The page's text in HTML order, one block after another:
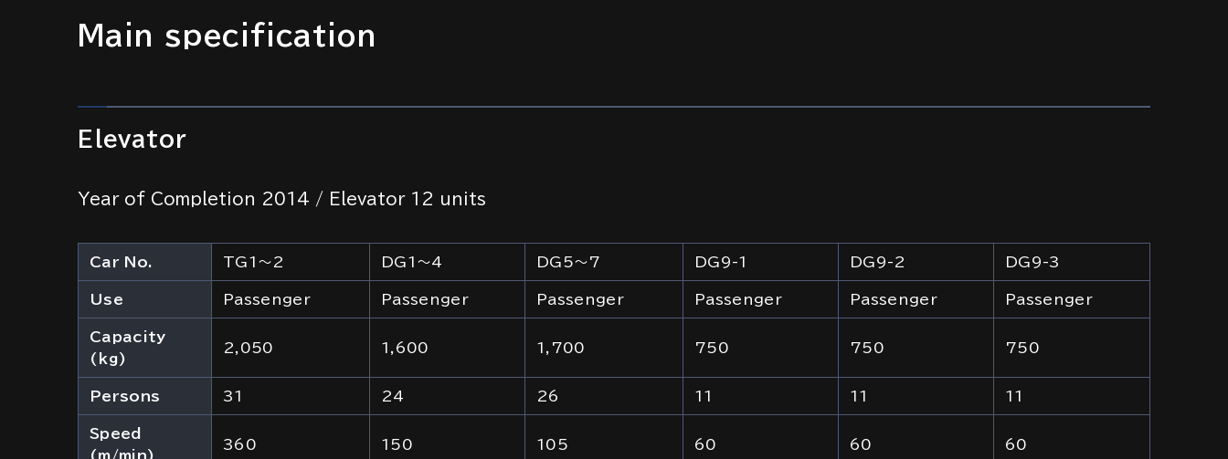
Main specification
Elevator
Year of Completion 2014 / Elevator 12 units
Car No. TG1～2 DG1～4 DG5～7 DG9-1 DG9-2 DG9-3
Use Passenger Passenger Passenger Passenger Passenger Passenger
Capacity
(kg)
2,050 1,600 1,700 750 750 750
Persons 31 24 26 11 11 11
Speed
(m/min)
360 150 105 60 60 60